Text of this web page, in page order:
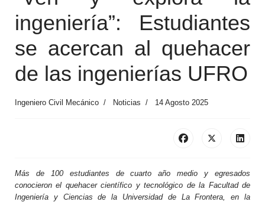
ingeniería”: Estudiantes
se acercan al quehacer
de las ingenierías UFRO
Ingeniero Civil Mecánico Noticias 14 Agosto 2025
Más de 100 estudiantes de cuarto año medio y egresados
conocieron el quehacer científico y tecnológico de la Facultad de
Ingeniería y Ciencias de la Universidad de La Frontera, en la